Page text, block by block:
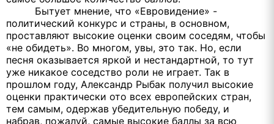
Бытует мнение, что «Евровидение» -
политический конкурс и страны, в основном,
проставляют высокие оценки своим соседям, чтобы
«не обидеть». Во многом, увы, это так. Но, если
песня оказывается яркой и нестандартной, то тут
уже никакое соседство роли не играет. Так в
прошлом году, Александр Рыбак получил высокие
оценки практически ото всех европейских стран,
тем самым, одержав убедительную победу, и
набрав, пожалуй, самые высокие баллы за всю